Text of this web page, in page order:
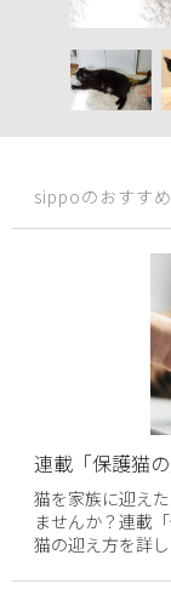
sippoのおすす
連載「保護猫の
猫を家族に迎え
ませんか？連載
猫の迎え方を詳